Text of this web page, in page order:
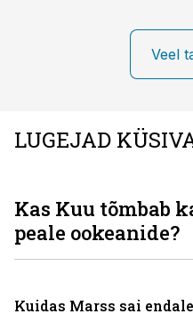
Veel
LUGEJAD
Kas Kuu tõmbab
peale ookeanide?
Kuidas Marss sai